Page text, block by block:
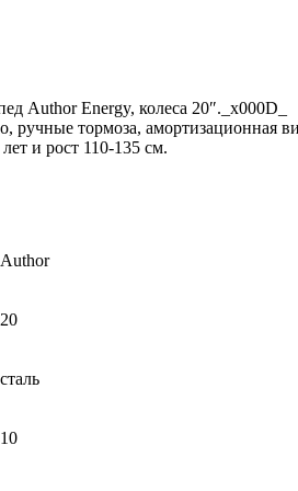
Author Energy, колеса 20″._x000D_
ручные тормоза, амортизационная
и рост 110-135 см.
Author
20
сталь
10